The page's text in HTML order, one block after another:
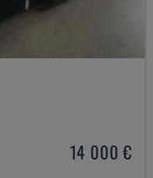
14 000 €